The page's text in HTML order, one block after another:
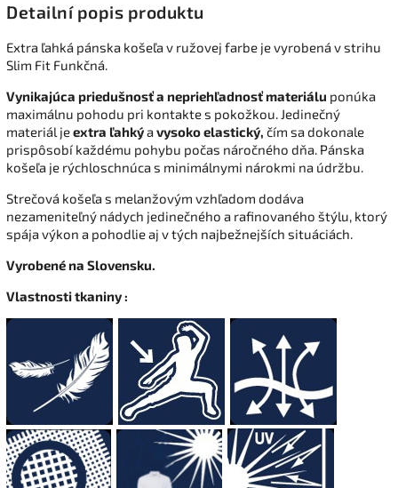
Detailní popis produktu
Extra ľahká pánska košeľa v ružovej farbe je vyrobená v strihu
Slim Fit Funkčná.
Vynikajúca priedušnosť a nepriehľadnosť materiálu ponúka
maximálnu pohodu pri kontakte s pokožkou. Jedinečný
materiál jeextra ľahkýavysoko elastický, čím sa dokonale
prispôsobí každému pohybu počas náročného dňa. Pánska
košeľa je rýchloschnúca s minimálnymi nárokmi na údržbu.
Strečová košeľa s melanžovým vzhľadom dodáva
nezameniteľný nádych jedinečného a rafinovaného štýlu, ktorý
spája výkon a pohodlie aj v tých najbežnejších situáciách.
Vyrobené na Slovensku.
Vlastnosti tkaniny :